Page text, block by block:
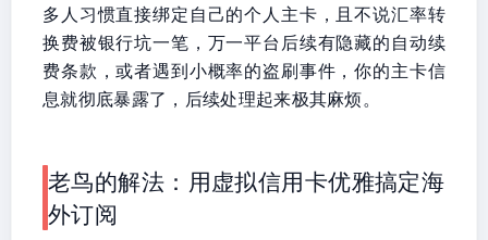
多人习惯直接绑定自己的个人主卡，且不说汇率转
换费被银行坑一笔，万一平台后续有隐藏的自动续
费条款，或者遇到小概率的盗刷事件，你的主卡信
息就彻底暴露了，后续处理起来极其麻烦。
老鸟的解法：用虚拟信用卡优雅搞定海
外订阅